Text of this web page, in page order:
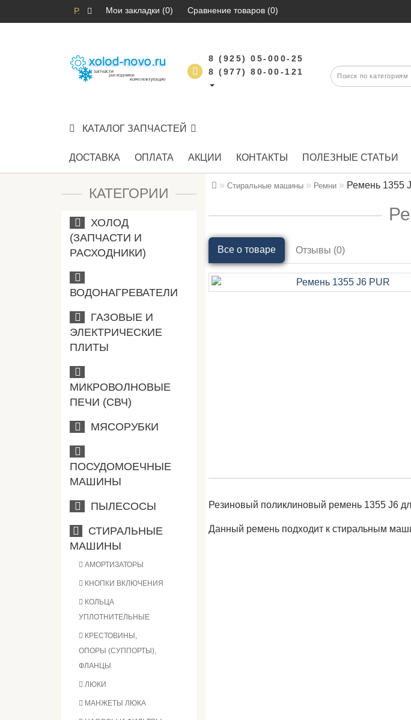
Р. Мои закладки (0) Сравнение товаров (0)
8 (925) 05-000-25
8 (977) 80-00-121
КАТАЛОГ ЗАПЧАСТЕЙ
ДОСТАВКА ОПЛАТА АКЦИИ КОНТАКТЫ ПОЛЕЗНЫЕ СТАТЬИ
КАТЕГОРИИ
ХОЛОД
(ЗАПЧАСТИ И
РАСХОДНИКИ)
ВОДОНАГРЕВАТЕЛИ
ГАЗОВЫЕ И
ЭЛЕКТРИЧЕСКИЕ
ПЛИТЫ
МИКРОВОЛНОВЫЕ
ПЕЧИ (СВЧ)
МЯСОРУБКИ
ПОСУДОМОЕЧНЫЕ
МАШИНЫ
ПЫЛЕСОСЫ
СТИРАЛЬНЫЕ
МАШИНЫ
АМОРТИЗАТОРЫ
КНОПКИ ВКЛЮЧЕНИЯ
КОЛЬЦА
УПЛОТНИТЕЛЬНЫЕ
КРЕСТОВИНЫ,
ОПОРЫ (СУППОРТЫ),
ФЛАНЦЫ
ЛЮКИ
МАНЖЕТЫ ЛЮКА
Стиральные машины Ремни Ремень 1355
Все о товаре Отзывы (0)
Резиновый поликлиновый ремень 1355 J6
Данный ремень подходит к стиральным